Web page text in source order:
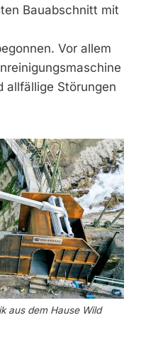
Bauabschnitt mit
Vor allem
allfällige Störungen
aus dem Hause Wild